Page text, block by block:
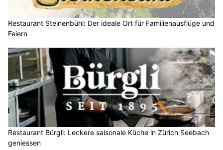
Restaurant Steinenbühl: Der ideale Ort für Familienausflüge und
Feiern
Restaurant Bürgli: Leckere saisonale Küche in Zürich Seebach
geniessen